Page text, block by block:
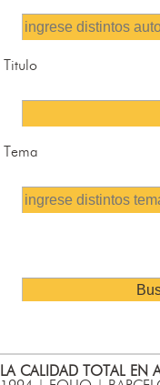
Titulo
Tema
LA CALIDAD TOTAL EN